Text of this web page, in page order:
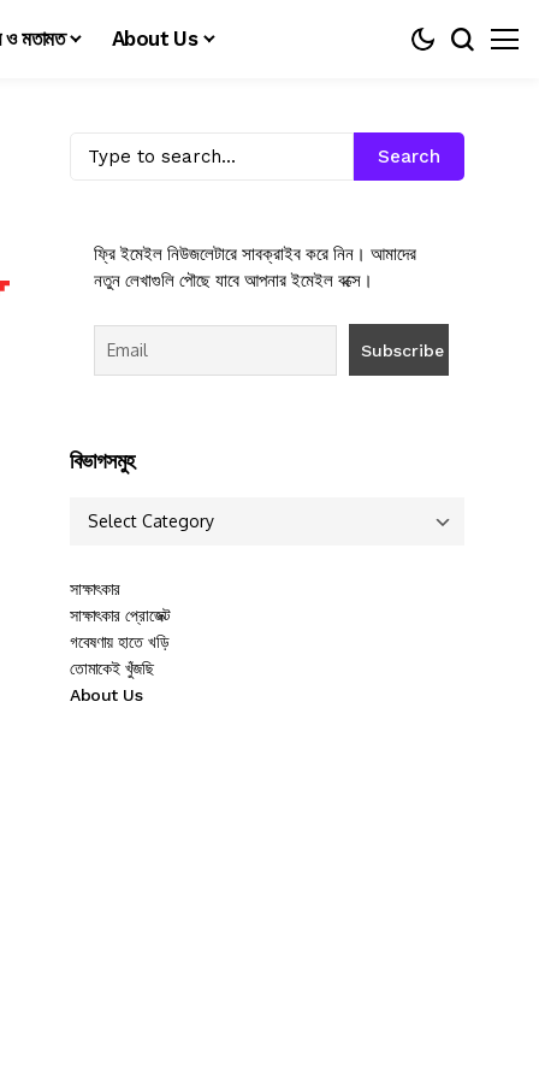
ও মতামত About Us
Search
ফ্রি ইমেইল নিউজলেটারে সাবক্রাইব করে নিন। আমাদের
নতুন লেখাগুলি পৌছে যাবে আপনার ইমেইল বক্সে।
বিভাগসমুহ
সাক্ষাৎকার
সাক্ষাৎকার প্রোজেক্ট
গবেষণায় হাতে খড়ি
তোমাকেই খুঁজছি
About Us